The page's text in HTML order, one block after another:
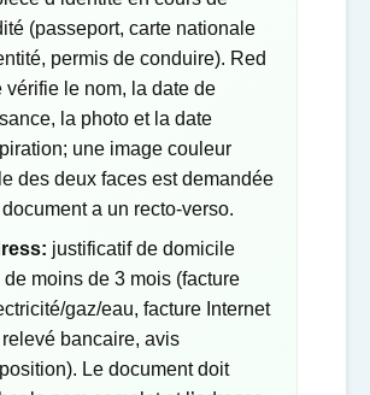
(passeport, carte nationale
permis de conduire). Red
vérifie le nom, la date de
la photo et la date
une image couleur
des deux faces est demandée
a un recto-verso.
justificatif de domicile
de moins de 3 mois (facture
gaz/eau, facture Internet
bancaire, avis
Le document doit